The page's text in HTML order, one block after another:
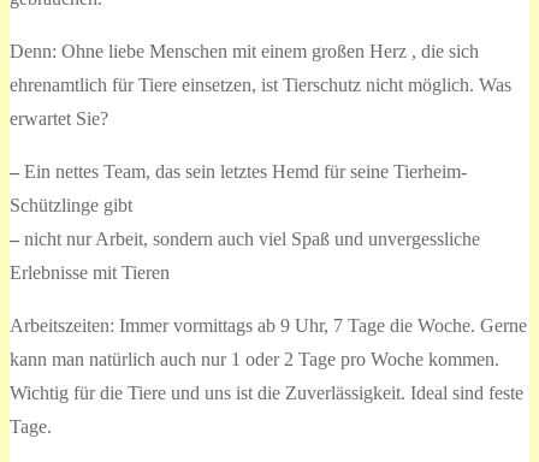
Denn: Ohne liebe Menschen mit einem großen Herz , die sich
ehrenamtlich für Tiere einsetzen, ist Tierschutz nicht möglich. Was
erwartet Sie?
– Ein nettes Team, das sein letztes Hemd für seine Tierheim-
Schützlinge gibt
– nicht nur Arbeit, sondern auch viel Spaß und unvergessliche
Erlebnisse mit Tieren
Arbeitszeiten: Immer vormittags ab 9 Uhr, 7 Tage die Woche. Gerne
kann man natürlich auch nur 1 oder 2 Tage pro Woche kommen.
Wichtig für die Tiere und uns ist die Zuverlässigkeit. Ideal sind feste
Tage.